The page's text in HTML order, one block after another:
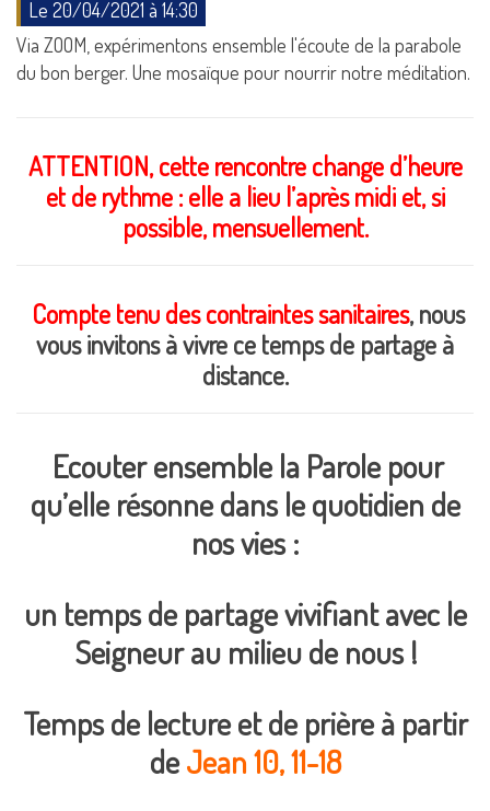
Le 20/04/2021 à 14:30
Via ZOOM, expérimentons ensemble l'écoute de la parabole
du bon berger. Une mosaïque pour nourrir notre méditation.
ATTENTION, cette rencontre change d’heure
et de rythme : elle a lieu l’après midi et, si
possible, mensuellement.
Compte tenu des contraintes sanitaires, nous
vous invitons à vivre ce temps de partage à
distance.
Ecouter ensemble la Parole pour
qu’elle résonne dans le quotidien de
nos vies :
un temps de partage vivifiant avec le
Seigneur au milieu de nous !
Temps de lecture et de prière à partir
deJean 10, 11-18